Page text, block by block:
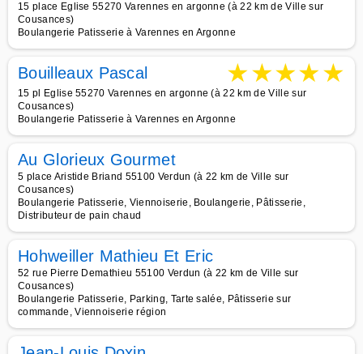
15 place Eglise 55270 Varennes en argonne (à 22 km de Ville sur
Cousances)
Boulangerie Patisserie à Varennes en Argonne
Bouilleaux Pascal ★★★★★
15 pl Eglise 55270 Varennes en argonne (à 22 km de Ville sur
Cousances)
Boulangerie Patisserie à Varennes en Argonne
Au Glorieux Gourmet
5 place Aristide Briand 55100 Verdun (à 22 km de Ville sur
Cousances)
Boulangerie Patisserie, Viennoiserie, Boulangerie, Pâtisserie,
Distributeur de pain chaud
Hohweiller Mathieu Et Eric
52 rue Pierre Demathieu 55100 Verdun (à 22 km de Ville sur
Cousances)
Boulangerie Patisserie, Parking, Tarte salée, Pâtisserie sur
commande, Viennoiserie région